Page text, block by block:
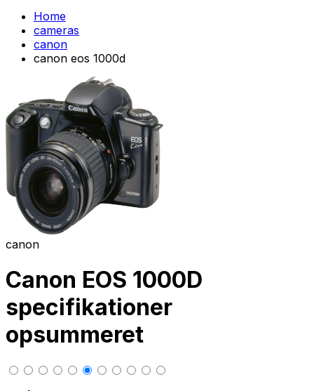
Home
cameras
canon
canon eos 1000d
canon
Canon EOS 1000D
specifikationer
opsummeret